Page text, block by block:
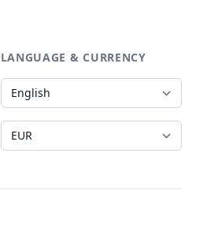
LANGUAGE & CURRENCY
Language
Currency